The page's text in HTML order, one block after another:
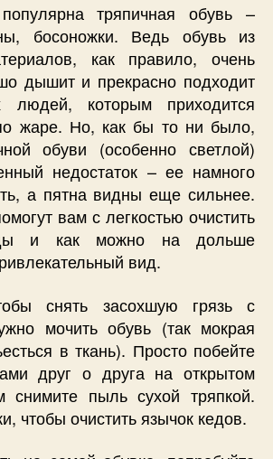
тряпичная обувь –
босоножки. Ведь обувь из
как правило, очень
дышит и прекрасно подходит
людей, которым приходится
жаре. Но, как бы то ни было,
обуви (особенно светлой)
недостаток – ее намного
а пятна видны еще сильнее.
вам с легкостью очистить
и как можно на дольше
вид.
снять засохшую грязь с
мочить обувь (так мокрая
в ткань). Просто побейте
друг о друга на открытом
снимите пыль сухой тряпкой.
чтобы очистить язычок кедов.